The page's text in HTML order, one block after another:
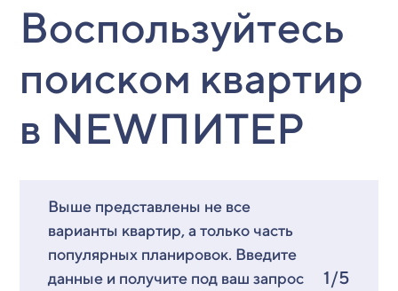
Воспользуйтесь
поиском квартир
в NEWПИТЕР
Выше представлены не все
варианты квартир, а только часть
популярных планировок. Введите
данные и получите под ваш запрос
1/5